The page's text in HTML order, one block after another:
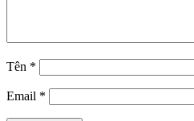
Tên *
Email *